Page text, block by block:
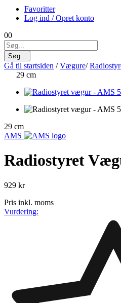
Favoritter
Log ind / Opret konto
00
Søg...
Gå til startsiden / Vægure/
29 cm
29 cm
AMS
Radiostyret
929 kr
Pris inkl. moms
Vurdering: